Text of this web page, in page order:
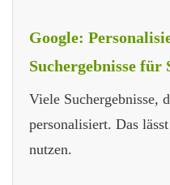
Google:
Suchergebnisse für
Viele Suchergebnisse,
personalisiert. Das
nutzen.